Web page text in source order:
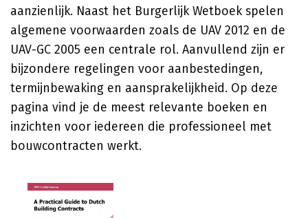
aanzienlijk. Naast het Burgerlijk Wetboek spelen
algemene voorwaarden zoals de UAV 2012 en de
UAV-GC 2005 een centrale rol. Aanvullend zijn er
bijzondere regelingen voor aanbestedingen,
termijnbewaking en aansprakelijkheid. Op deze
pagina vind je de meest relevante boeken en
inzichten voor iedereen die professioneel met
bouwcontracten werkt.